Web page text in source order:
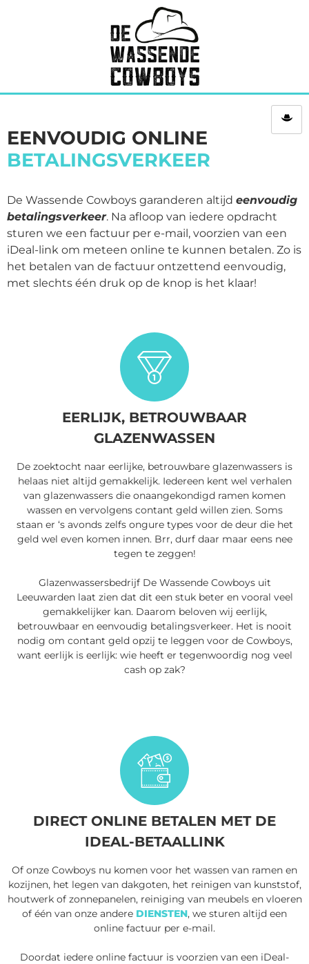
EENVOUDIG ONLINE
BETALINGSVERKEER
De Wassende Cowboys garanderen altijd eenvoudig
betalingsverkeer. Na afloop van iedere opdracht
sturen we een factuur per e-mail, voorzien van een
iDeal-link om meteen online te kunnen betalen. Zo is
het betalen van de factuur ontzettend eenvoudig,
met slechts één druk op de knop is het klaar!
EERLIJK, BETROUWBAAR
GLAZENWASSEN
De zoektocht naar eerlijke, betrouwbare glazenwassers is
helaas niet altijd gemakkelijk. Iedereen kent wel verhalen
van glazenwassers die onaangekondigd ramen komen
wassen en vervolgens contant geld willen zien. Soms
staan er ‘s avonds zelfs ongure types voor de deur die het
geld wel even komen innen. Brr, durf daar maar eens nee
tegen te zeggen!
Glazenwassersbedrijf De Wassende Cowboys uit
Leeuwarden laat zien dat dit een stuk beter en vooral veel
gemakkelijker kan. Daarom beloven wij eerlijk,
betrouwbaar en eenvoudig betalingsverkeer. Het is nooit
nodig om contant geld opzij te leggen voor de Cowboys,
want eerlijk is eerlijk: wie heeft er tegenwoordig nog veel
cash op zak?
DIRECT ONLINE BETALEN MET DE
IDEAL-BETAALLINK
Of onze Cowboys nu komen voor het wassen van ramen en
kozijnen, het legen van dakgoten, het reinigen van kunststof,
houtwerk of zonnepanelen, reiniging van meubels en vloeren
of één van onze andere DIENSTEN, we sturen altijd een
online factuur per e-mail.
Doordat iedere online factuur is voorzien van een iDeal-